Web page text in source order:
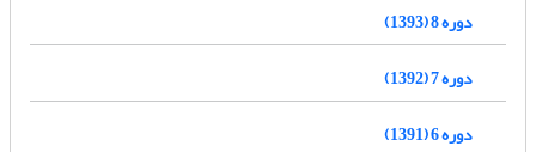
دوره 8 (1393)
دوره 7 (1392)
دوره 6 (1391)